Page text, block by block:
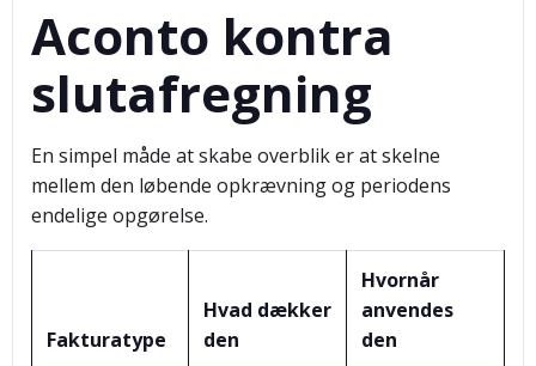
Aconto kontra
slutafregning
En simpel måde at skabe overblik er at skelne
mellem den løbende opkrævning og periodens
endelige opgørelse.
Fakturatype
Hvad dækker
den
Hvornår
anvendes
den